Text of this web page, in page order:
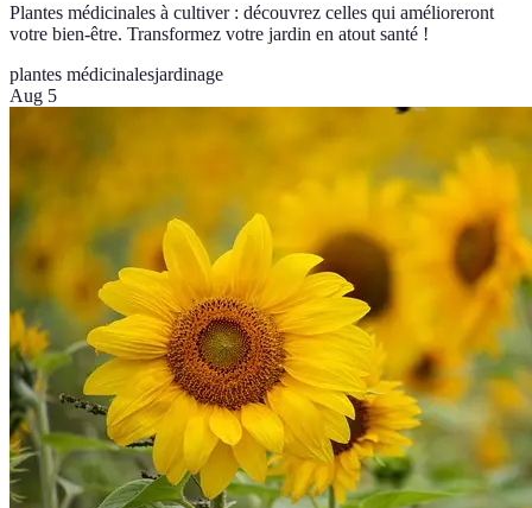
Plantes médicinales à cultiver : découvrez celles qui amélioreront
votre bien-être. Transformez votre jardin en atout santé !
plantes médicinalesjardinage
Aug 5